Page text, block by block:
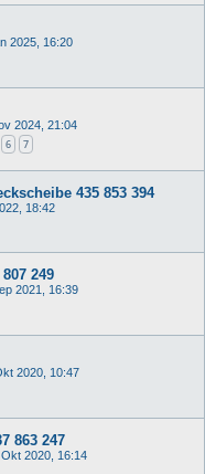
2025, 16:20
2024, 21:04
6 7
435 853 394
18:42
249
2021, 16:39
2020, 10:47
863 247
2020, 16:14